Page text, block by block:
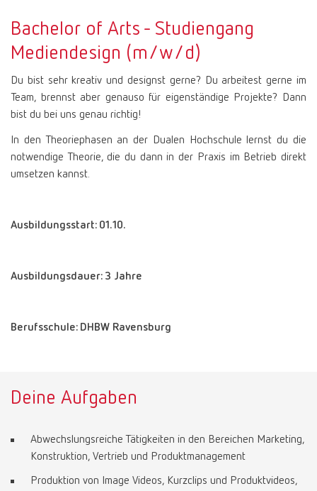
Bachelor of Arts - Studiengang
Mediendesign (m/w/d)
Du bist sehr kreativ und designst gerne? Du arbeitest gerne im
Team, brennst aber genauso für eigenständige Projekte? Dann
bist du bei uns genau richtig!
In den Theoriephasen an der Dualen Hochschule lernst du die
notwendige Theorie, die du dann in der Praxis im Betrieb direkt
umsetzen kannst.
Ausbildungsstart: 01.10.
Ausbildungsdauer: 3 Jahre
Berufsschule: DHBW Ravensburg
Deine Aufgaben
Abwechslungsreiche Tätigkeiten in den Bereichen Marketing,
Konstruktion, Vertrieb und Produktmanagement
Produktion von Image Videos, Kurzclips und Produktvideos,